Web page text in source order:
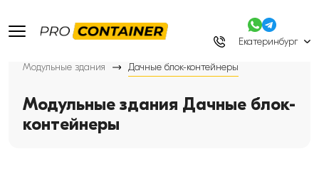
Екатеринбург
Модульные здания Дачные блок-контейнеры
Модульные здания Дачные блок-
контейнеры